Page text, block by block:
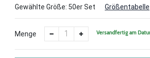
Gewählte Größe: 50er Set Größentabelle
Menge Versandfertig am